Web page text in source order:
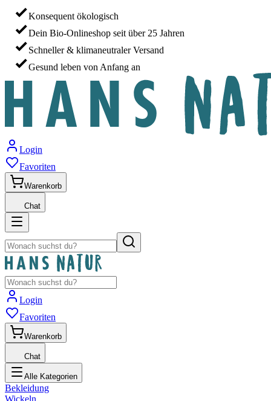
Konsequent ökologisch
Dein Bio-Onlineshop seit über 25 Jahren
Schneller & klimaneutraler Versand
Gesund leben von Anfang an
Login
Favoriten
Warenkorb
Chat
Login
Favoriten
Warenkorb
Chat
Alle Kategorien
Bekleidung
Wickeln